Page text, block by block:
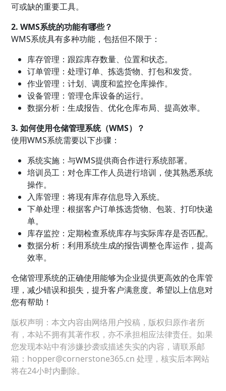
可或缺的重要工具。
2. WMS系统的功能有哪些？
WMS系统具有多种功能，包括但不限于：
库存管理：跟踪库存数量、位置和状态。
订单管理：处理订单、拣选货物、打包和发货。
作业管理：计划、调度和监控仓库操作。
设备管理：管理仓库设备的运行。
数据分析：生成报告、优化仓库布局、提高效率。
3. 如何使用仓储管理系统（WMS）？
使用WMS系统需要以下步骤：
系统实施：与WMS提供商合作进行系统部署。
培训员工：对仓库工作人员进行培训，使其熟悉系统
操作。
入库管理：将现有库存信息导入系统。
下单处理：根据客户订单拣选货物、包装、打印快递
单。
库存监控：定期检查系统库存与实际库存是否匹配。
数据分析：利用系统生成的报告调整仓库运作，提高
效率。
仓储管理系统的正确使用能够为企业提供更高效的仓库管
理，减少错误和损失，提升客户满意度。希望以上信息对
您有帮助！
版权声明：本文内容由网络用户投稿，版权归原作者所
有，本站不拥有其著作权，亦不承担相应法律责任。如果
您发现本站中有涉嫌抄袭或描述失实的内容，请联系邮
箱：hopper@cornerstone365.cn 处理，核实后本网站
将在24小时内删除。